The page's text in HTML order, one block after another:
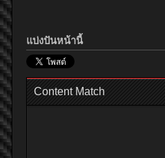
แบ่งปันหน้านี้
Content Match